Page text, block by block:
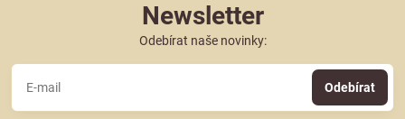
Newsletter
Odebírat naše novinky:
Odebírat